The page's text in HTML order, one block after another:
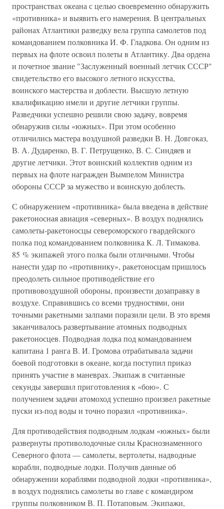
пространствах океана с целью своевременно обнаружить
«противника» и выявить его намерения. В центральных
районах Атлантики разведку вела группа самолетов под
командованием полковника И. Ф. Гладкова. Он одним из
первых на флоте освоил полеты в Атлантику. Два ордена
и почетное звание "Заслуженный военный летчик СССР"
свидетельство его высокого летного искусства,
воинского мастерства и доблести. Высшую летную
квалификацию имели и другие летчики группы.
Разведчики успешно решили свою задачу, вовремя
обнаружив силы «южных». При этом особенно
отличились мастера воздушной разведки В. Н. Довгоказ,
В. А. Дударенко, В. Г. Петрущенко, В. С. Синдяев и
другие летчики. Этот воинский коллектив одним из
первых на флоте награжден Вымпелом Министра
обороны СССР за мужество и воинскую доблесть.
С обнаружением «противника» была введена в действие
ракетоносная авиация «северных». В воздух поднялись
самолеты-ракетоносцы североморского гвардейского
полка под командованием полковника К. Л. Тимакова.
85 % экипажей этого полка были отличными. Чтобы
нанести удар по «противнику», ракетоносцам пришлось
преодолеть сильное противодействие его
противовоздушной обороны, произвести дозаправку в
воздухе. Справившись со всеми трудностями, они
точными ракетными залпами поразили цели. В это время
заканчивалось развертывание атомных подводных
ракетоносцев. Подводная лодка под командованием
капитана 1 ранга В. И. Громова отрабатывала задачи
боевой подготовки в океане, когда поступил приказ
принять участие в маневрах. Экипаж в считанные
секунды завершил приготовления к «бою». С
получением задачи атомоход успешно произвел ракетные
пуски из-под воды и точно поразил «противника».
Для противодействия подводным лодкам «южных» были
развернуты противолодочные силы Краснознаменного
Северного флота — самолеты, вертолеты, надводные
корабли, подводные лодки. Получив данные об
обнаружении кораблями подводной лодки «противника»,
в воздух поднялись самолеты во главе с командиром
группы полковником В. П. Потаповым. Экипажи,